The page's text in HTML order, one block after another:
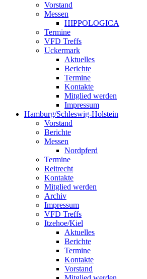
Vorstand
Messen
HIPPOLOGICA
Termine
VFD Treffs
Uckermark
Aktuelles
Berichte
Termine
Kontakte
Mitglied werden
Impressum
Hamburg/Schleswig-Holstein
Vorstand
Berichte
Messen
Nordpferd
Termine
Reitrecht
Kontakte
Mitglied werden
Archiv
Impressum
VFD Treffs
Itzehoe/Kiel
Aktuelles
Berichte
Termine
Kontakte
Vorstand